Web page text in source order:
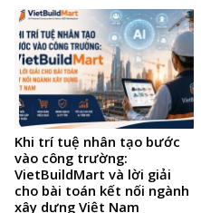
Khi trí tuệ nhân tạo bước
vào công trường:
VietBuildMart và lời giải
cho bài toán kết nối ngành
xây dựng Việt Nam